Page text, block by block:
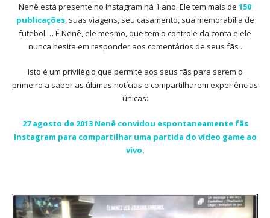
Nenê está presente no Instagram há 1 ano. Ele tem mais de 150
publicações, suas viagens, seu casamento, sua memorabilia de
futebol … É Nenê, ele mesmo, que tem o controle da conta e ele
nunca hesita em responder aos comentários de seus fãs .
Isto é um privilégio que permite aos seus fãs para serem o
primeiro a saber as últimas notícias e compartilharem experiências
únicas:
27 agosto de 2013 Nenê convidou espontaneamente fãs
Instagram para compartilhar uma partida do vídeo game ao
vivo.